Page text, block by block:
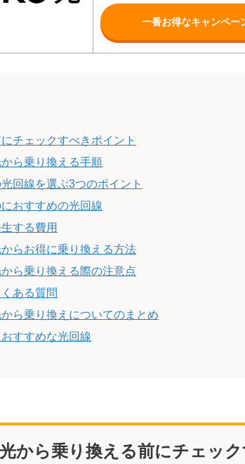
一番お得なキャンペー
チェックすべきポイント
ら乗り換える手順
回線を選ぶ3つのポイント
おすすめの光回線
する費用
らお得に乗り換える方法
ら乗り換える際の注意点
ある質問
ら乗り換えについてのまとめ
すすめな光回線
から乗り換える前にチェッ